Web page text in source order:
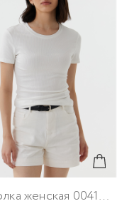
Футболка женская 00412-4